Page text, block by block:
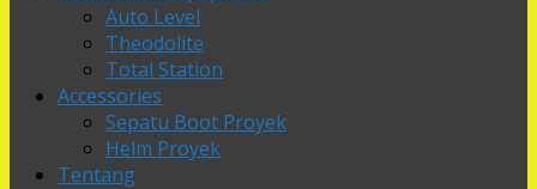
Auto Level
Theodolite
Total Station
Accessories
Sepatu Boot Proyek
Helm Proyek
Tentang